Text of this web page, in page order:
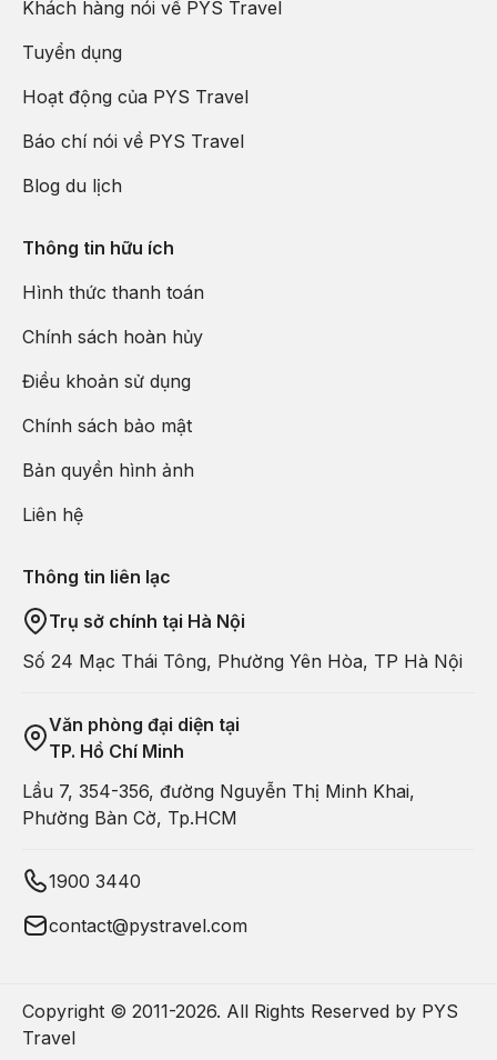
Khách hàng nói về PYS Travel
Tuyển dụng
Hoạt động của PYS Travel
Báo chí nói về PYS Travel
Blog du lịch
Thông tin hữu ích
Hình thức thanh toán
Chính sách hoàn hủy
Điều khoản sử dụng
Chính sách bảo mật
Bản quyền hình ảnh
Liên hệ
Thông tin liên lạc
Trụ sở chính tại Hà Nội
Số 24 Mạc Thái Tông, Phường Yên Hòa, TP Hà Nội
Văn phòng đại diện tại
TP. Hồ Chí Minh
Lầu 7, 354-356, đường Nguyễn Thị Minh Khai,
Phường Bàn Cờ, Tp.HCM
1900 3440
contact@pystravel.com
Copyright © 2011-2026. All Rights Reserved by PYS
Travel